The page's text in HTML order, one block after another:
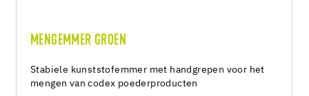
MENGEMMER GROEN
Stabiele kunststofemmer met handgrepen voor het
mengen van codex poederproducten